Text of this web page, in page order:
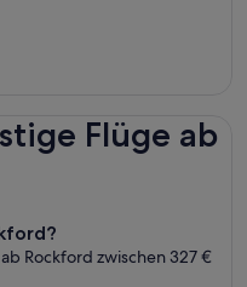
Flüge ab
Rockford zwischen 327 €